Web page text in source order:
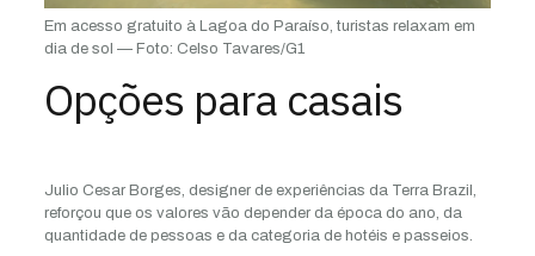
Em acesso gratuito à Lagoa do Paraíso, turistas relaxam em
dia de sol — Foto: Celso Tavares/G1
Opções para casais
Julio Cesar Borges, designer de experiências da Terra Brazil,
reforçou que os valores vão depender da época do ano, da
quantidade de pessoas e da categoria de hotéis e passeios.